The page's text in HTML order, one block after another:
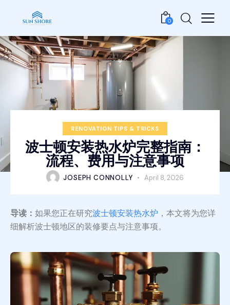
0
RENOVATION TIPS & TRICKS
波士顿安装热水炉完整指南：
流程、费用与注意事项
JOSEPH CONNOLLY April 8, 2026
导读： 如果您正在研究波士顿安装热水炉 ，本文将为您详
细解析波士顿地区的装修要点与注意事项。